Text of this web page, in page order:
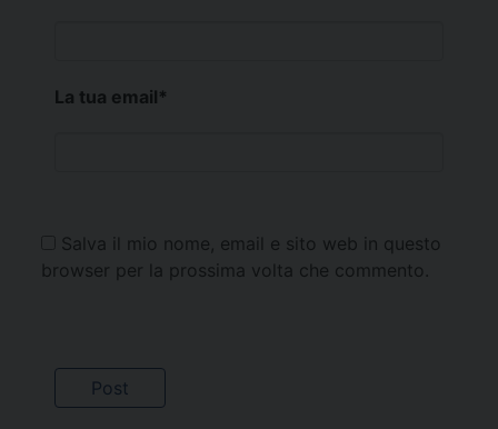
La tua email*
Salva il mio nome, email e sito web in questo
browser per la prossima volta che commento.